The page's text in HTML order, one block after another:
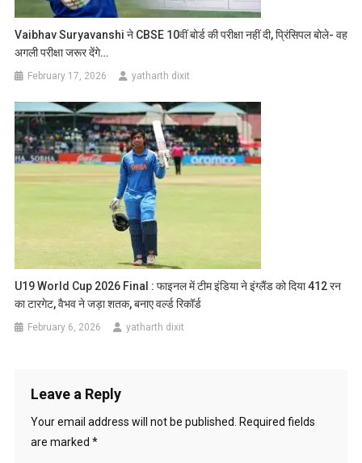
Vaibhav Suryavanshi ने CBSE 10वीं बोर्ड की परीक्षा नहीं दी, प्रिंसिपल बोले- वह
अगली परीक्षा जरूर देंगे…
February 17, 2026 yatharth dixit
U19 World Cup 2026 Final : फाइनल में टीम इंडिया ने इंग्लैंड को दिया 412 रन
का टारगेट, वैभव ने जड़ा शतक, बनाए वर्ल्ड रिकॉर्ड
February 6, 2026 yatharth dixit
Leave a Reply
Your email address will not be published.
Required fields
are marked *